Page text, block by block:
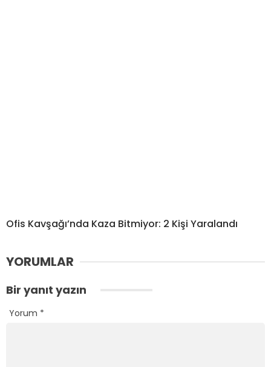
Ofis Kavşağı’nda Kaza Bitmiyor: 2 Kişi Yaralandı
YORUMLAR
Bir yanıt yazın
Yorum *